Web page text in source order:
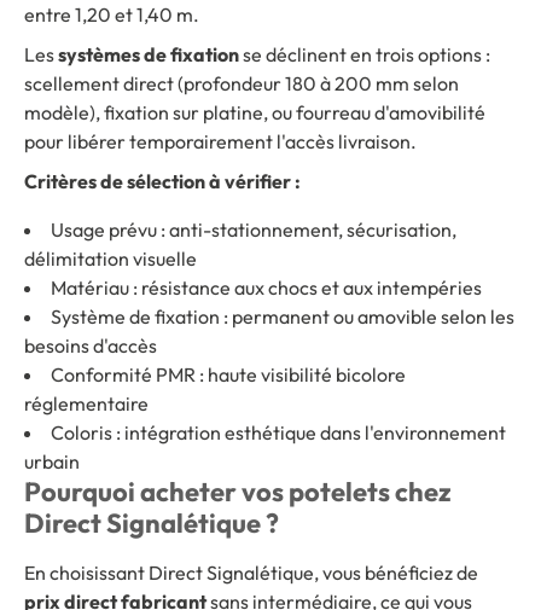
entre 1,20 et 1,40 m.
Lessystèmes de fixationse déclinent en trois options :
scellement direct (profondeur 180 à 200 mm selon
modèle), fixation sur platine, ou fourreau d'amovibilité
pour libérer temporairement l'accès livraison.
Critères de sélection à vérifier :
Usage prévu : anti-stationnement, sécurisation,
délimitation visuelle
Matériau : résistance aux chocs et aux intempéries
Système de fixation : permanent ou amovible selon les
besoins d'accès
Conformité PMR : haute visibilité bicolore
réglementaire
Coloris : intégration esthétique dans l'environnement
urbain
Pourquoi acheter vos potelets chez
Direct Signalétique ?
En choisissant Direct Signalétique, vous bénéficiez de
prix direct fabricantsans intermédiaire, ce qui vous